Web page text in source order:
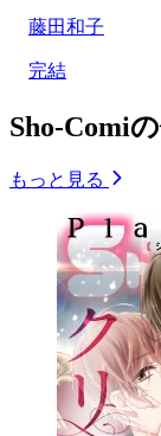
藤田和子
完結
Sho-Comi
もっと見る